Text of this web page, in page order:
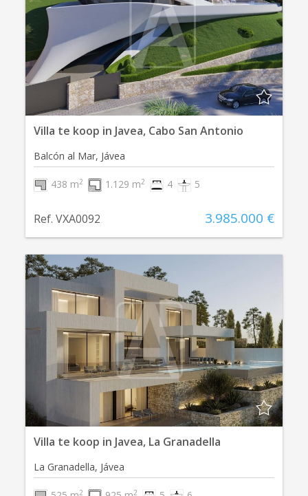
Villa te koop in Javea, Cabo San Antonio
Balcón al Mar, Jávea
438 m2 1.129 m2 4 5
Ref. VXA0092 3.985.000 €
Villa te koop in Javea, La Granadella
La Granadella, Jávea
2 2